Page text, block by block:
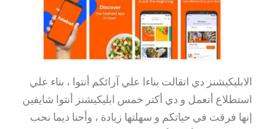
الابليكيشنز دي اتقالت بناءا علي آرائكم أنتوا ، بناء علي
استطلاع أتعمل و دي أكتر خمس ابليكيشنز أنتوا شايفين
إنها فرقت في حياتكم و سهلتها زيادة ، وأحنا ديما نحب